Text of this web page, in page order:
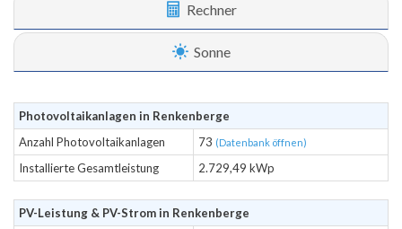
Rechner
Sonne
Photovoltaikanlagen in Renkenberge
Anzahl Photovoltaikanlagen
73 (Datenbank öffnen)
Installierte Gesamtleistung 2.729,49 kWp
PV-Leistung & PV-Strom in Renkenberge